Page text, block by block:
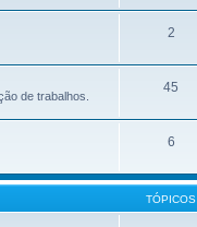
2
de trabalhos.
45
6
TÓPICOS